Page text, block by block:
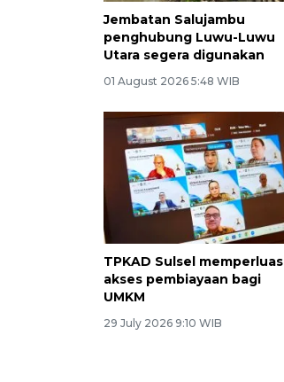
Jembatan Salujambu
penghubung Luwu-Luwu
Utara segera digunakan
01 August 2026 5:48 WIB
TPKAD Sulsel memperluas
akses pembiayaan bagi
UMKM
29 July 2026 9:10 WIB